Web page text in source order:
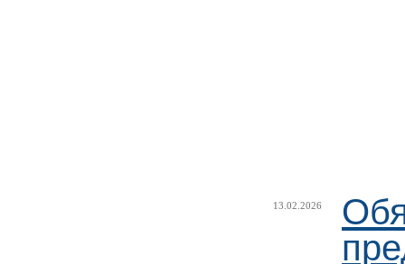
13.02.2026